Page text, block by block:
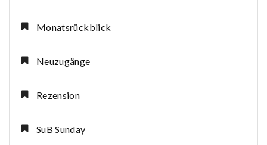
Monatsrückblick
Neuzugänge
Rezension
SuB Sunday